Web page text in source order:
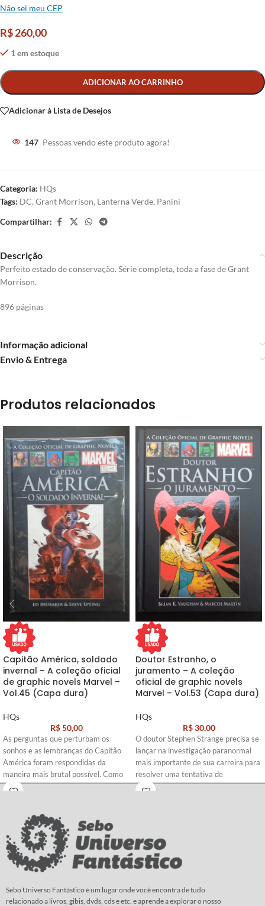
Não sei meu CEP
R$260,00
1 em estoque
ADICIONAR AO CARRINHO
Alternative:
Adicionar à Lista de Desejos
147 Pessoas vendo este produto agora!
Categoria: HQs
Tags: DC, Grant Morrison, Lanterna Verde, Panini
Compartilhar:
Descrição
Perfeito estado de conservação. Série completa, toda a fase de Grant
Morrison.
896 páginas
Informação adicional
Envio & Entrega
Produtos relacionados
Capitão América, soldado
invernal – A coleção oficial
de graphic novels Marvel –
Vol.45 (Capa dura)
HQs
R$50,00
As perguntas que perturbam os
sonhos e as lembranças do Capitão
América foram respondidas da
maneira mais brutal possível. Como
se não bastasse, no auge dos
primeiro assalto...rasgando feridas
antigas e ameaçando abrir novas que
jamais poderão ser curadas.
Roteiro: Ed Brubaker
Doutor Estranho, o
juramento – A coleção
oficial de graphic novels
Marvel – Vol.53 (Capa dura)
HQs
R$30,00
O doutor Stephen Strange precisa se
lançar na investigação paranormal
mais importante de sua carreira para
resolver uma tentativa de
assassinato - o seu! Com o fiel
Marvel.
Roteiro:Brian K. Vaughan
Sebo Universo Fantástico é um lugar onde você encontra de tudo
relacionado a livros, gibis, dvds, cds e etc. e aprende a explorar o nosso